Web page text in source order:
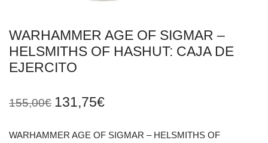
WARHAMMER AGE OF SIGMAR –
HELSMITHS OF HASHUT: CAJA DE
EJERCITO
155,00€ 131,75€
WARHAMMER AGE OF SIGMAR – HELSMITHS OF